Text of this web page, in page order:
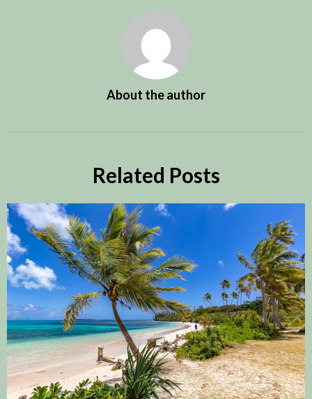
About the author
Related Posts